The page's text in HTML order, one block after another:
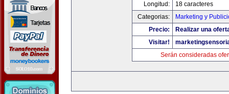
Longitud:
18 caracteres
Categorias:
Marketing y
Precio:
Realizar una
Visitar!
Serán consideradas